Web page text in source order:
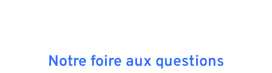
Notre foire aux questions